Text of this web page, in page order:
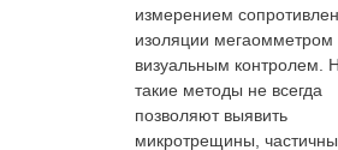
измерением
изоляции мегаомметром
визуальным контролем.
такие методы не всегда
позволяют выявить
микротрещины,